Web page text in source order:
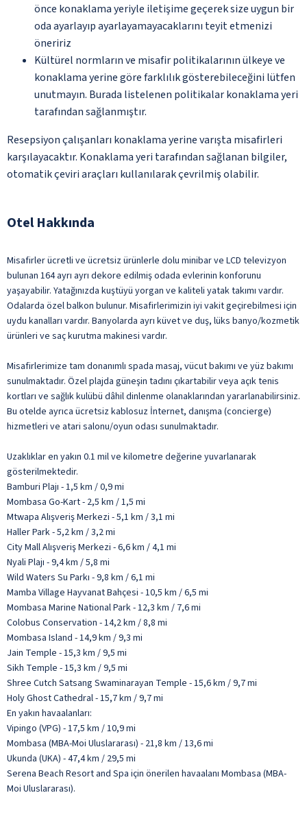
önce konaklama yeriyle iletişime geçerek size uygun bir
oda ayarlayıp ayarlayamayacaklarını teyit etmenizi
öneririz
Kültürel normların ve misafir politikalarının ülkeye ve
konaklama yerine göre farklılık gösterebileceğini lütfen
unutmayın. Burada listelenen politikalar konaklama yeri
tarafından sağlanmıştır.
Resepsiyon çalışanları konaklama yerine varışta misafirleri
karşılayacaktır. Konaklama yeri tarafından sağlanan bilgiler,
otomatik çeviri araçları kullanılarak çevrilmiş olabilir.
Otel Hakkında
Misafirler ücretli ve ücretsiz ürünlerle dolu minibar ve LCD televizyon
bulunan 164 ayrı ayrı dekore edilmiş odada evlerinin konforunu
yaşayabilir. Yatağınızda kuştüyü yorgan ve kaliteli yatak takımı vardır.
Odalarda özel balkon bulunur. Misafirlerimizin iyi vakit geçirebilmesi için
uydu kanalları vardır. Banyolarda ayrı küvet ve duş, lüks banyo/kozmetik
ürünleri ve saç kurutma makinesi vardır.
Misafirlerimize tam donanımlı spada masaj, vücut bakımı ve yüz bakımı
sunulmaktadır. Özel plajda güneşin tadını çıkartabilir veya açık tenis
kortları ve sağlık kulübü dâhil dinlenme olanaklarından yararlanabilirsiniz.
Bu otelde ayrıca ücretsiz kablosuz İnternet, danışma (concierge)
hizmetleri ve atari salonu/oyun odası sunulmaktadır.
Uzaklıklar en yakın 0.1 mil ve kilometre değerine yuvarlanarak
gösterilmektedir.
Bamburi Plajı - 1,5 km / 0,9 mi
Mombasa Go-Kart - 2,5 km / 1,5 mi
Mtwapa Alışveriş Merkezi - 5,1 km / 3,1 mi
Haller Park - 5,2 km / 3,2 mi
City Mall Alışveriş Merkezi - 6,6 km / 4,1 mi
Nyali Plajı - 9,4 km / 5,8 mi
Wild Waters Su Parkı - 9,8 km / 6,1 mi
Mamba Village Hayvanat Bahçesi - 10,5 km / 6,5 mi
Mombasa Marine National Park - 12,3 km / 7,6 mi
Colobus Conservation - 14,2 km / 8,8 mi
Mombasa Island - 14,9 km / 9,3 mi
Jain Temple - 15,3 km / 9,5 mi
Sikh Temple - 15,3 km / 9,5 mi
Shree Cutch Satsang Swaminarayan Temple - 15,6 km / 9,7 mi
Holy Ghost Cathedral - 15,7 km / 9,7 mi
En yakın havaalanları:
Vipingo (VPG) - 17,5 km / 10,9 mi
Mombasa (MBA-Moi Uluslararası) - 21,8 km / 13,6 mi
Ukunda (UKA) - 47,4 km / 29,5 mi
Serena Beach Resort and Spa için önerilen havaalanı Mombasa (MBA-
Moi Uluslararası).